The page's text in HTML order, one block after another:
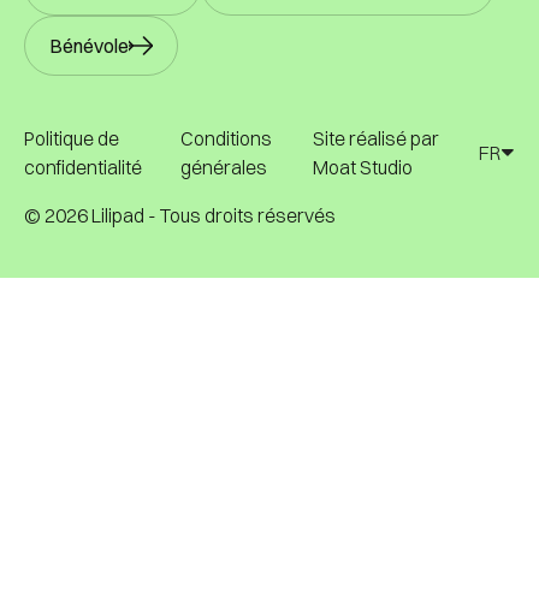
Bénévole
© 2026Lilipad - Tous droits réservés
Politique de
confidentialité
Conditions
générales
Site réalisé par
Moat Studio
FR